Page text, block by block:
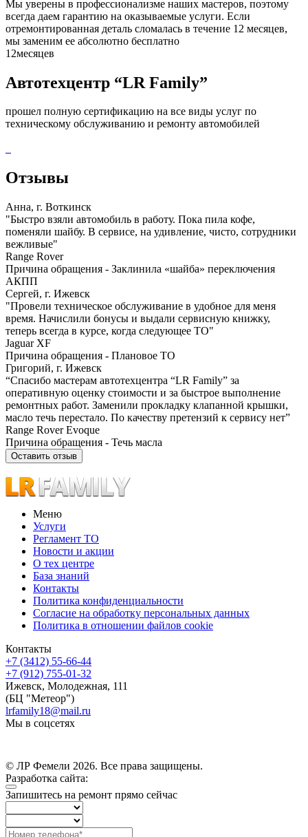
Мы уверены в профессионализме наших мастеров, поэтому
всегда даем гарантию на оказываемые услуги. Если
отремонтированная деталь сломалась в течение 12 месяцев,
мы заменим ее абсолютно бесплатно
12месяцев
Автотехцентр “LR Family”
прошел полную сертификацию на все виды услуг по
техническому обслуживанию и ремонту автомобилей
Отзывы
Анна, г. Воткинск
"Быстро взяли автомобиль в работу. Пока пила кофе,
поменяли шайбу. В сервисе, на удивление, чисто, сотрудники
вежливые"
Range Rover
Причина обращения - Заклинила «шайба» переключения
АКПП
Сергей, г. Ижевск
"Провели техническое обслуживание в удобное для меня
время. Начислили бонусы и выдали сервисную книжку,
теперь всегда в курсе, когда следующее ТО"
Jaguar XF
Причина обращения - Плановое ТО
Григорий, г. Ижевск
“Спасибо мастерам автотехцентра “LR Family” за
оперативную оценку стоимости и за быстрое выполнение
ремонтных работ. Заменили прокладку клапанной крышки,
масло течь перестало. По качеству претензий к сервису нет”
Range Rover Evoque
Причина обращения - Течь масла
Оставить отзыв
Меню
Услуги
Регламент ТО
Новости и акции
О тех центре
База знаний
Контакты
Политика конфиденциальности
Согласие на обработку персональных данных
Политика в отношении файлов cookie
Контакты
+7 (3412) 55-66-44
+7 (912) 755-01-32
Ижевск, Молодежная, 111
(БЦ "Метеор")
lrfamily18@mail.ru
Мы в соцсетях
© ЛР Фемели 2026. Все права защищены.
Разработка сайта:
Запишитесь на ремонт прямо сейчас